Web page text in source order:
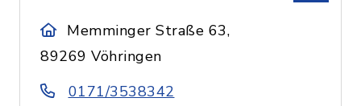
Memminger Straße 63,
89269 Vöhringen
0171/3538342